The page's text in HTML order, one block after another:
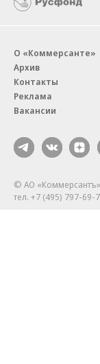
О «Коммерсанте»
Архив
Контакты
Реклама
Вакансии
© АО
тел. +7 (495) 797-69-